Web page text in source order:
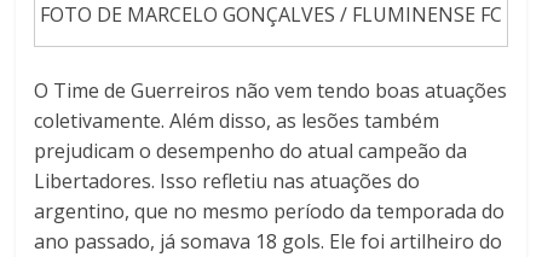
FOTO DE MARCELO GONÇALVES / FLUMINENSE FC
O Time de Guerreiros não vem tendo boas atuações
coletivamente. Além disso, as lesões também
prejudicam o desempenho do atual campeão da
Libertadores. Isso refletiu nas atuações do
argentino, que no mesmo período da temporada do
ano passado, já somava 18 gols. Ele foi artilheiro do